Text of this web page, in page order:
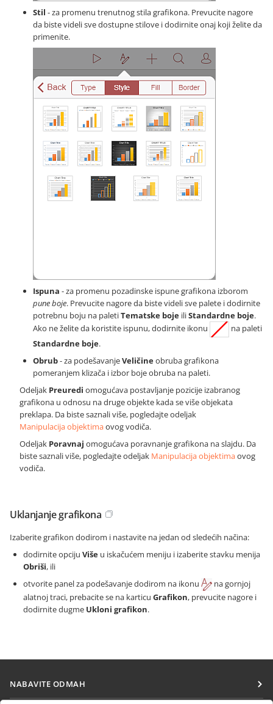
Stil - za promenu trenutnog stila grafikona. Prevucite nagore
da biste videli sve dostupne stilove i dodirnite onaj koji želite da
primenite.
Ispuna - za promenu pozadinske ispune grafikona izborom
pune boje. Prevucite nagore da biste videli sve palete i dodirnite
potrebnu boju na paletiTematske boje iliStandardne boje.
Ako ne želite da koristite ispunu, dodirnite ikonu
na paleti
Standardne boje.
Obrub- za podešavanjeVeličineobruba grafikona
pomeranjem klizača i izbor boje obruba na paleti.
Odeljak Preuredi omogućava postavljanje pozicije izabranog
grafikona u odnosu na druge objekte kada se više objekata
preklapa. Da biste saznali više, pogledajte odeljak
Manipulacija objektimaovog vodiča.
Odeljak Poravnaj omogućava poravnanje grafikona na slajdu. Da
biste saznali više, pogledajte odeljak Manipulacija objektimaovog
vodiča.
Uklanjanje grafikona
Izaberite grafikon dodirom i nastavite na jedan od sledećih načina:
dodirnite opciju Više u iskačućem meniju i izaberite stavku menija
Obriši, ili
otvorite panel za podešavanje dodirom na ikonu
na gornjoj
alatnoj traci, prebacite se na karticu Grafikon, prevucite nagore i
dodirnite dugme Ukloni grafikon.
NABAVITE ODMAH